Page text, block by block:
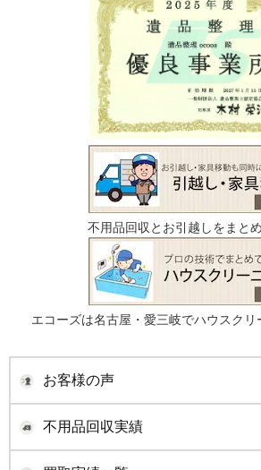
不用品回収とお引越しをまと
エコーズは名古屋・愛三岐でハウスクリ
お客様の声
不用品回収実績